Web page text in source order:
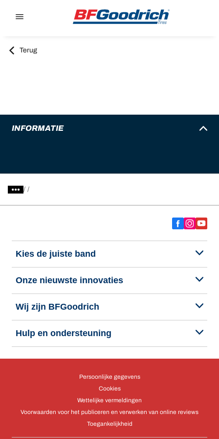
Terug
INFORMATIE
/
Kies de juiste band
Onze nieuwste innovaties
Wij zijn BFGoodrich
Hulp en ondersteuning
Persoonlijke gegevens
Cookies
Wettelijke vermeldingen
Voorwaarden voor het publiceren en verwerken van online reviews
Toegankelijkheid